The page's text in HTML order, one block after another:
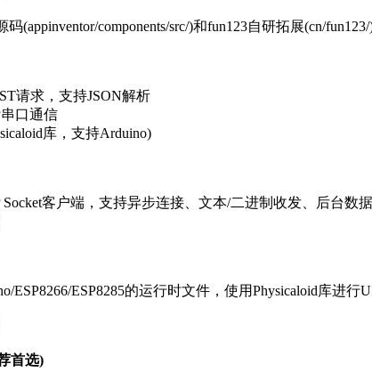
(appinventor/components/src/)和fun123自研拓展(cn/
请求，支持JSON解析
口通信
库，支持Arduino)
Socket客户端，支持异步连接、文本/二进制收发、后台数
ESP8266/ESP8285的运行时文件，使用Physicaloid库进行
首选)